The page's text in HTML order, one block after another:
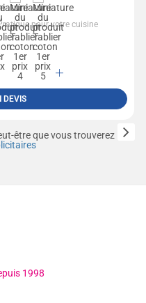
pour votre cuisine
DEVIS
être que vous trouverez
1998